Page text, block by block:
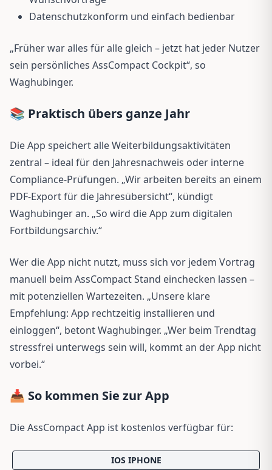
Datenschutzkonform und einfach bedienbar
„Früher war alles für alle gleich – jetzt hat jeder Nutzer
sein persönliches AssCompact Cockpit“, so
Waghubinger.
📚 Praktisch übers ganze Jahr
Die App speichert alle Weiterbildungsaktivitäten
zentral – ideal für den Jahresnachweis oder interne
Compliance-Prüfungen. „Wir arbeiten bereits an einem
PDF-Export für die Jahresübersicht“, kündigt
Waghubinger an. „So wird die App zum digitalen
Fortbildungsarchiv.“
Wer die App nicht nutzt, muss sich vor jedem Vortrag
manuell beim AssCompact Stand einchecken lassen –
mit potenziellen Wartezeiten. „Unsere klare
Empfehlung: App rechtzeitig installieren und
einloggen“, betont Waghubinger. „Wer beim Trendtag
stressfrei unterwegs sein will, kommt an der App nicht
vorbei.“
📥 So kommen Sie zur App
Die AssCompact App ist kostenlos verfügbar für:
IOS IPHONE